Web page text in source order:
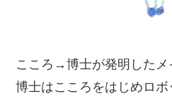
こころ→博士が発明したメ
博士はこころをはじめロ